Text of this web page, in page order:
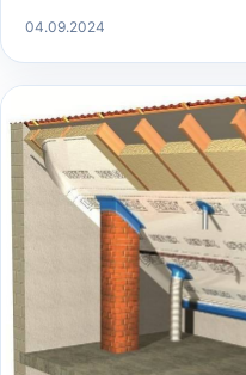
04.09.2024